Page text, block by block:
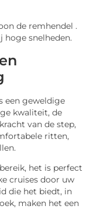
de remhendel .
hoge snelheden.
een geweldige
kwaliteit, de
van de step,
ritten,
het is perfect
cruises door uw
die het biedt, in
maken het een